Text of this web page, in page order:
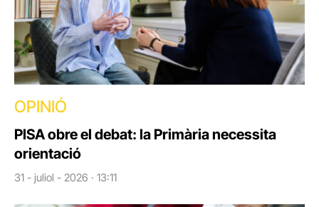
OPINIÓ
PISA obre el debat: la Primària necessita
orientació
31 - juliol - 2026 · 13:11